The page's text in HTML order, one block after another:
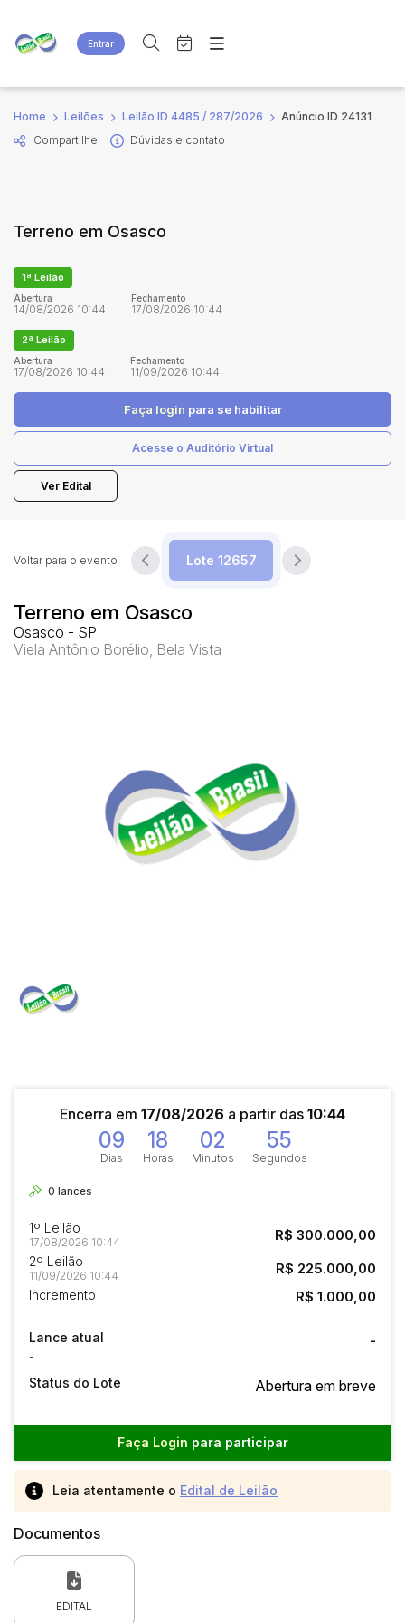
Entrar
Criar conta Entrar
Site
Agenda
Quem Somos
Busca por palavra-chave
Estados
Bairro
Judiciais
Faixa de valor
Quem Somos
Home Leilões Leilão ID 4485 / 287/2026
Anúncio ID 24131
Compartilhe
Dúvidas e contato
Terreno em Osasco
1ª Leilão
Abertura
14/08/2026 10:44
Fechamento
17/08/2026 10:44
2ª Leilão
Abertura
17/08/2026 10:44
Fechamento
11/09/2026 10:44
Faça login para se habilitar
Acesse o Auditório Virtual
Ver Edital
Terreno em Osasco
Osasco - SP
Viela Antônio Borélio, Bela Vista
Voltar para o evento
Encerra em 17/08/2026 a partir das 10:44
09
Dias
18
Horas
02
Minutos
55
Segundos
0 lances
1º Leilão
17/08/2026 10:44 R$ 300.000,00
2º Leilão
11/09/2026 10:44 R$ 225.000,00
Incremento R$ 1.000,00
Lance atual
-
-
Status do Lote Abertura em breve
Faça Login para participar
Leia atentamente o Edital de Leilão
Documentos
EDITAL